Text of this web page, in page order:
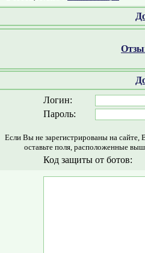
Логин:
Пароль:
Если Вы не зарегистрированы на
оставьте поля, расположенные
Код защиты от ботов: